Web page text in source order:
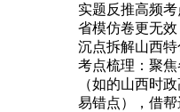
实题反推高频
省模仿卷更无
沉点拆解山西
考点梳理：聚
（如的山西时
易错点），借